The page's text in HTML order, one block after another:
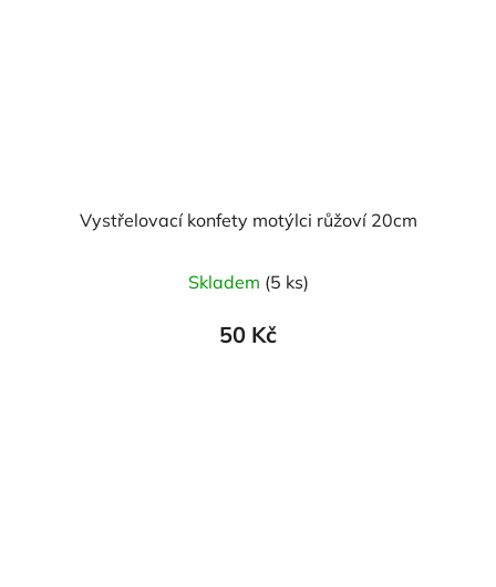
Vystřelovací konfety motýlci růžoví 20cm
Skladem (5 ks)
50 Kč